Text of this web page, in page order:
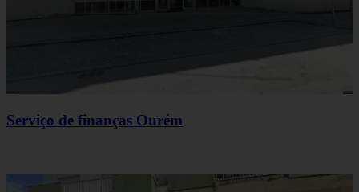
Serviço de finanças Ourém